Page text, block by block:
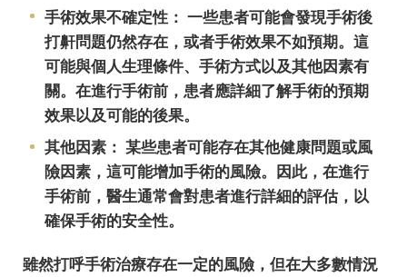
手術效果不確定性： 一些患者可能會發現手術後
打鼾問題仍然存在，或者手術效果不如預期。這
可能與個人生理條件、手術方式以及其他因素有
關。在進行手術前，患者應詳細了解手術的預期
效果以及可能的後果。
其他因素： 某些患者可能存在其他健康問題或風
險因素，這可能增加手術的風險。因此，在進行
手術前，醫生通常會對患者進行詳細的評估，以
確保手術的安全性。
雖然打呼手術治療存在一定的風險，但在大多數情況